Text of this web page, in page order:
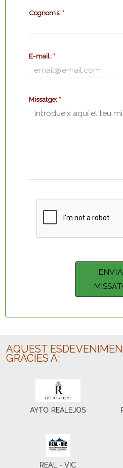
Cognoms: *
E-mail: *
Missatge: *
AQUEST
GRÀCIES A:
AYTO REALEJOS
REAL - VIC